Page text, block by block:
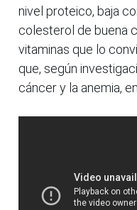
nivel proteico, baja
colesterol de buena
vitaminas que lo
que, según
cáncer y la anemia,